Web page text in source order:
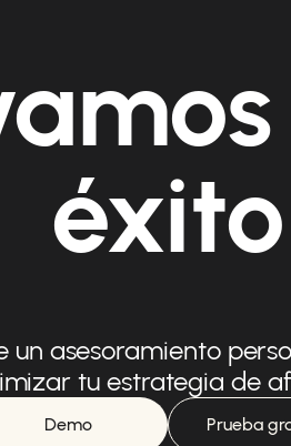
éxito
un asesoramiento
tu estrategia de
Demo Prueba